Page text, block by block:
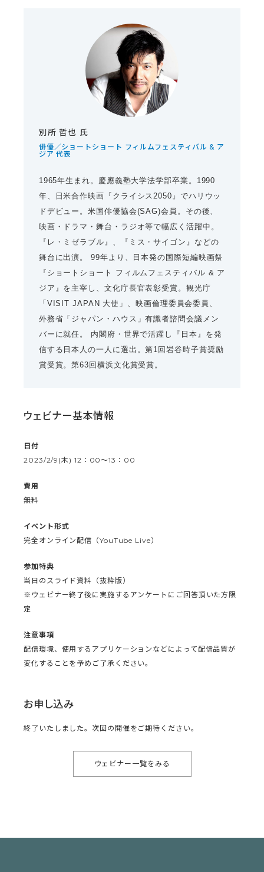
別所 哲也 氏
俳優／ショートショート フィルムフェスティバル & ア
ジア 代表
1965年生まれ。慶應義塾大学法学部卒業。1990
年、日米合作映画『クライシス2050』でハリウッ
ドデビュー。米国俳優協会(SAG)会員。その後、
映画・ドラマ・舞台・ラジオ等で幅広く活躍中。
『レ・ミゼラブル』、『ミス・サイゴン』などの
舞台に出演。 99年より、日本発の国際短編映画祭
『ショートショート フィルムフェスティバル & ア
ジア』を主宰し、文化庁長官表彰受賞。観光庁
「VISIT JAPAN 大使」、映画倫理委員会委員、
外務省「ジャパン・ハウス」有識者諮問会議メン
バーに就任。 内閣府・世界で活躍し『日本』を発
信する日本人の一人に選出。第1回岩谷時子賞奨励
賞受賞。第63回横浜文化賞受賞。
ウェビナー基本情報
日付
2023/2/9(木) 12：00〜13：00
費用
無料
イベント形式
完全オンライン配信（YouTube Live）
参加特典
当日のスライド資料（抜粋版）
※ウェビナー終了後に実施するアンケートにご回答頂いた方限
定
注意事項
配信環境、使用するアプリケーションなどによって配信品質が
変化することを予めご了承ください。
お申し込み
終了いたしました。次回の開催をご期待ください。
ウェビナー一覧をみる